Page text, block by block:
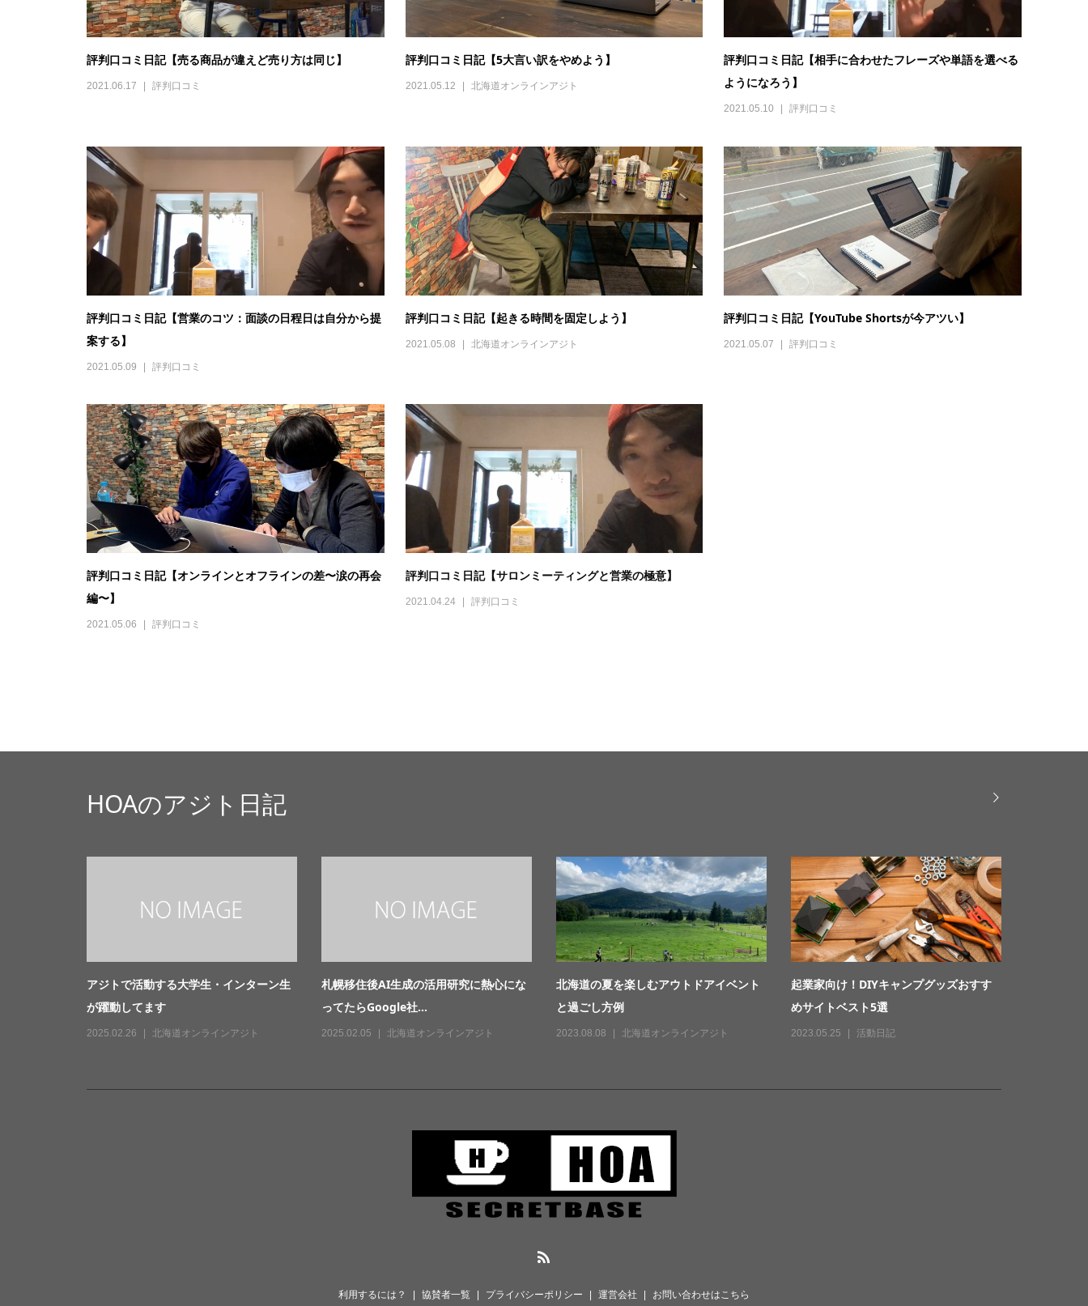
評判口コミ日記【売る商品が違えど売り方は同じ】
2021.06.17 評判口コミ
評判口コミ日記【5大言い訳をやめよう】
2021.05.12 北海道オンラインアジト
評判口コミ日記【相手に合わせたフレーズや単語を選べる
ようになろう】
2021.05.10 評判口コミ
評判口コミ日記【営業のコツ：面談の日程日は自分から提
案する】
2021.05.09 評判口コミ
評判口コミ日記【起きる時間を固定しよう】
2021.05.08 北海道オンラインアジト
評判口コミ日記【YouTube Shortsが今アツい】
2021.05.07 評判口コミ
評判口コミ日記【オンラインとオフラインの差〜涙の再会
編〜】
2021.05.06 評判口コミ
評判口コミ日記【サロンミーティングと営業の極意】
2021.04.24 評判口コミ
HOAのアジト日記
アジトで活動する大学生・インターン生
が躍動してます
2025.02.26 北海道オンラインアジト
札幌移住後AI生成の活用研究に熱心にな
ってたらGoogle社...
2025.02.05 北海道オンラインアジト
北海道の夏を楽しむアウトドアイベント
と過ごし方例
2023.08.08 北海道オンラインアジト
起業家向け！DIYキャンプグッズおすす
めサイトベスト5選
2023.05.25 活動日記
利用するには？ 協賛者一覧 プライバシーポリシー 運営会社 お問い合わせはこちら